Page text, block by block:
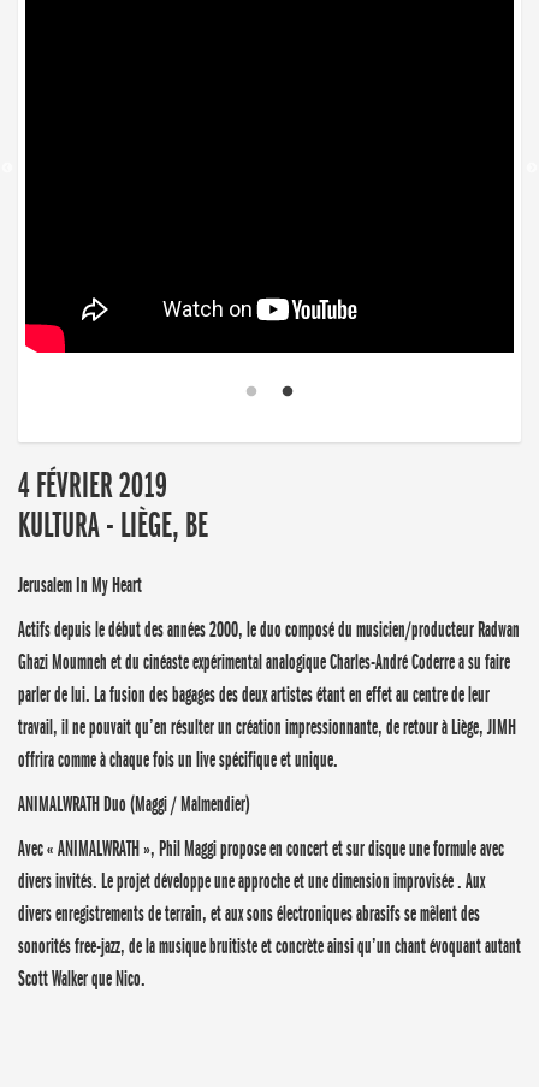
4 FÉVRIER 2019
KULTURA - LIÈGE, BE
Jerusalem In My Heart
Actifs depuis le début des années 2000, le duo composé du musicien/producteur Radwan
Ghazi Moumneh et du cinéaste expérimental analogique Charles-André Coderre a su faire
parler de lui. La fusion des bagages des deux artistes étant en effet au centre de leur
travail, il ne pouvait qu’en résulter un création impressionnante, de retour à Liège, JIMH
offrira comme à chaque fois un live spécifique et unique.
ANIMALWRATH Duo (Maggi / Malmendier)
Avec « ANIMALWRATH », Phil Maggi propose en concert et sur disque une formule avec
divers invités. Le projet développe une approche et une dimension improvisée . Aux
divers enregistrements de terrain, et aux sons électroniques abrasifs se mêlent des
sonorités free-jazz, de la musique bruitiste et concrète ainsi qu’un chant évoquant autant
Scott Walker que Nico.